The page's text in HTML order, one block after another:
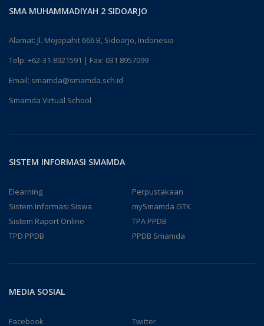
SMA MUHAMMADIYAH 2 SIDOARJO
Alamat: Jl. Mojopahit 666 B, Sidoarjo, Indonesia
Telp: +62-31-8921591 | Fax: 031 8957099
Email: smamda@smamda.sch.id
Smamda Virtual School
SISTEM INFORMASI SMAMDA
Elearning
Perpustakaan
Sistem Informasi Siswa
mySmamda GTK
Sistem Raport Online
TPA PPDB
TPD PPDB
PPDB Smamda
MEDIA SOSIAL
Facebook Twitter